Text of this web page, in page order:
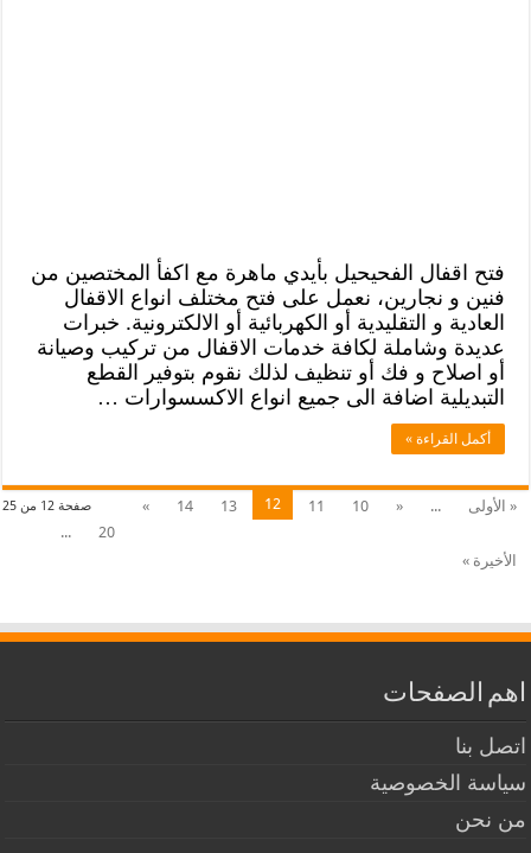
فتح اقفال الفحيحيل بأيدي ماهرة مع اكفأ المختصين من
فنين و نجارين، نعمل على فتح مختلف انواع الاقفال
العادية و التقليدية أو الكهربائية أو الالكترونية. خبرات
عديدة وشاملة لكافة خدمات الاقفال من تركيب وصيانة
أو اصلاح و فك أو تنظيف لذلك نقوم بتوفير القطع
التبديلية اضافة الى جميع انواع الاكسسوارات …
أكمل القراءة »
صفحة 12 من 25 « الأولى ...
«
10
11
12
13
14
»
20
...
الأخيرة »
اهم الصفحات
اتصل بنا
سياسة الخصوصية
من نحن